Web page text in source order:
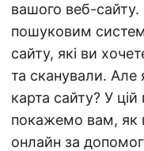
вашого веб-
пошуковим
сайту, які ви
та сканували. Але
карта сайту? У цій
покажемо вам, як
онлайн за